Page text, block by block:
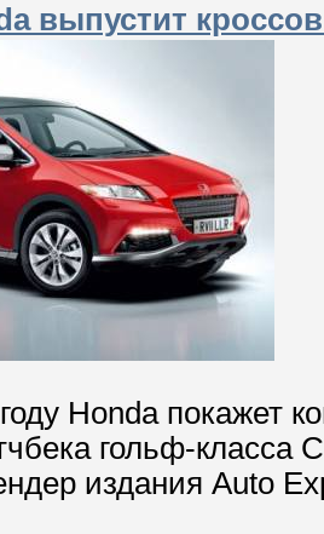
выпустит
Honda покажет
гольф-класса
издания Auto